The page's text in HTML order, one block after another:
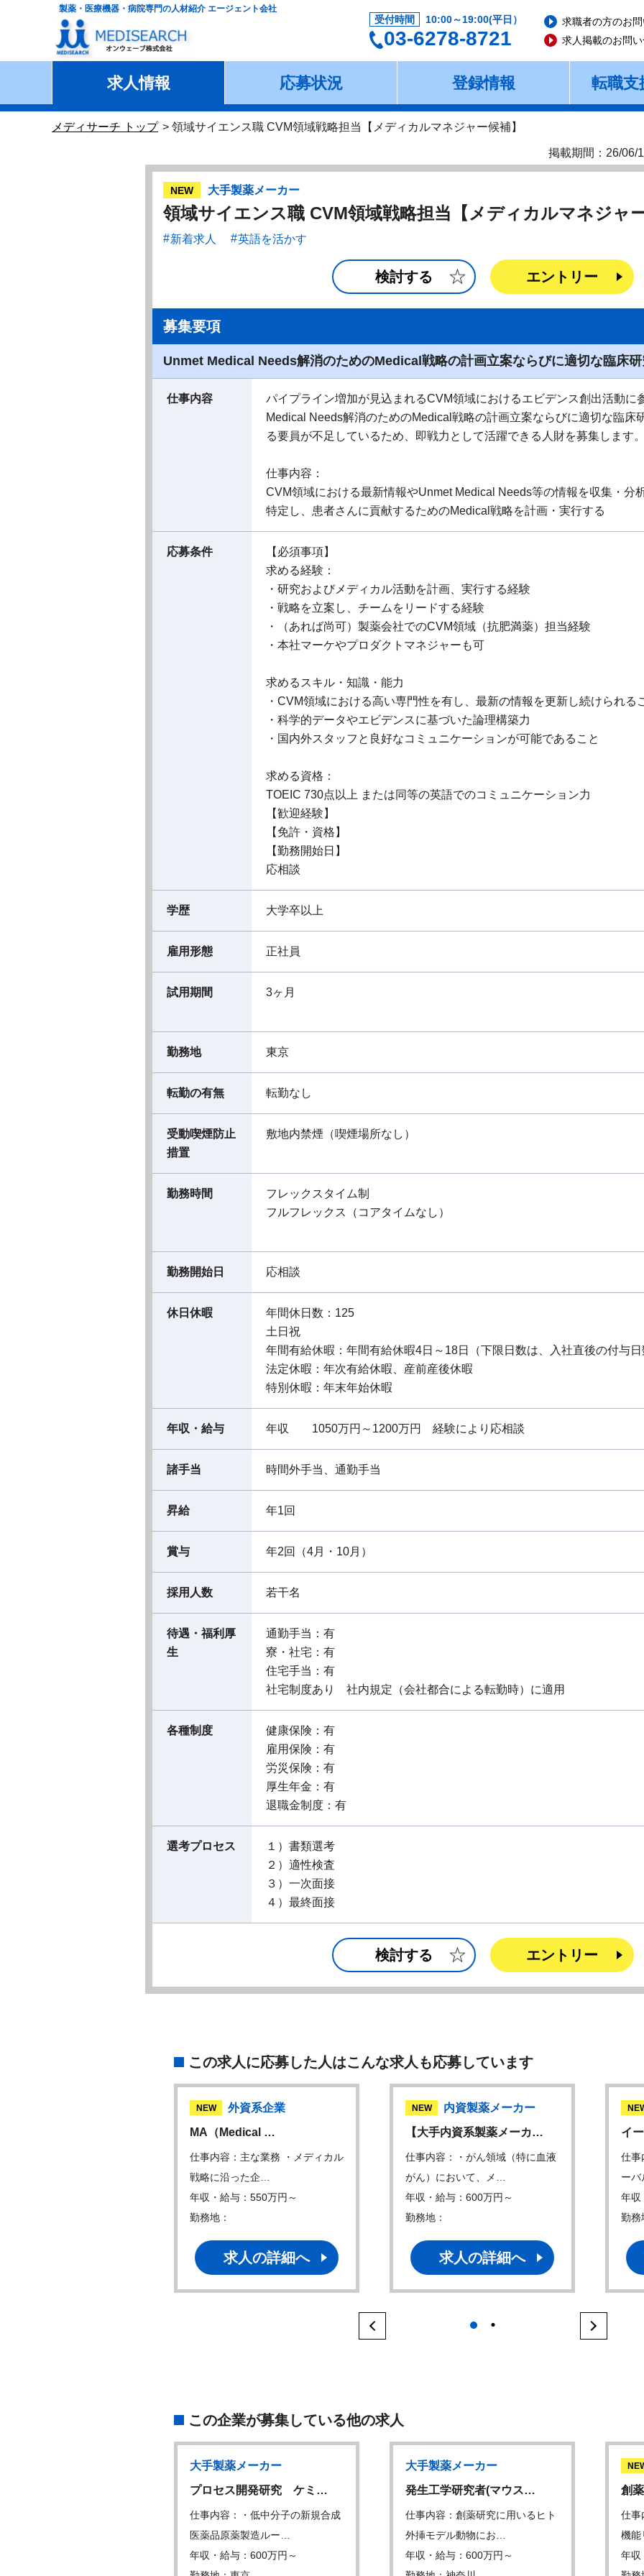
製薬・医療機器・病院専門の人材紹介 エージェント会社
受付時間 10:00～19:00(平日）
03-6278-8721
求職者の方のお
求人掲載のお問
求人情報 応募状況 登録情報 転職支
メディサーチ トップ 領域サイエンス職 CVM領域戦略担当【メディカルマネジャー候補】
掲載期間：26/
NEW 大手製薬メーカー
領域サイエンス職 CVM領域戦略担当【メディカルマネジャ
新着求人 英語を活かす
検討する エントリー
募集要項
Unmet Medical Needs解消のためのMedical戦略の計画立案ならびに適切な臨床
仕事内容
パイプライン増加が見込まれるCVM領域におけるエビデンス創出活動に
Medical Needs解消のためのMedical戦略の計画立案ならびに適切な臨床
る要員が不足しているため、即戦力として活躍できる人財を募集します
仕事内容：
CVM領域における最新情報やUnmet Medical Needs等の情報を収集・分
特定し、患者さんに貢献するためのMedical戦略を計画・実行する
応募条件
【必須事項】
求める経験：
・研究およびメディカル活動を計画、実行する経験
・戦略を立案し、チームをリードする経験
・（あれば尚可）製薬会社でのCVM領域（抗肥満薬）担当経験
・本社マーケやプロダクトマネジャーも可
求めるスキル・知識・能力
・CVM領域における高い専門性を有し、最新の情報を更新し続けられる
・科学的データやエビデンスに基づいた論理構築力
・国内外スタッフと良好なコミュニケーションが可能であること
求める資格：
TOEIC 730点以上 または同等の英語でのコミュニケーション力
【歓迎経験】
【免許・資格】
【勤務開始日】
応相談
学歴 大学卒以上
雇用形態 正社員
試用期間 3ヶ月
勤務地 東京
転勤の有無 転勤なし
受動喫煙防止
措置
敷地内禁煙（喫煙場所なし）
勤務時間
フレックスタイム制
フルフレックス（コアタイムなし）
勤務開始日 応相談
休日休暇
年間休日数：125
土日祝
年間有給休暇：年間有給休暇4日～18日（下限日数は、入社直後の付与
法定休暇：年次有給休暇、産前産後休暇
特別休暇：年末年始休暇
年収・給与 年収 1050万円～1200万円 経験により応相談
諸手当 時間外手当、通勤手当
昇給 年1回
賞与 年2回（4月・10月）
採用人数 若干名
待遇・福利厚
生
通勤手当：有
寮・社宅：有
住宅手当：有
社宅制度あり 社内規定（会社都合による転勤時）に適用
各種制度
健康保険：有
雇用保険：有
労災保険：有
厚生年金：有
退職金制度：有
選考プロセス
１）書類選考
２）適性検査
３）一次面接
４）最終面接
検討する エントリー
この求人に応募した人はこんな求人も応募しています
NEW
外資系企業
MA（Medical …
仕事内容：主な業務 ・メディカル
戦略に沿った企…
年収・給与：550万円～
勤務地：
求人の詳細へ
NEW
内資製薬メーカー
【大手内資系製薬メーカ…
仕事内容：・がん領域（特に血液
がん）において、メ…
年収・給与：600万円～
勤務地：
求人の詳細へ
イ
仕事
ー
年収
勤務
1
この企業が募集している他の求人
大手製薬メーカー
プロセス開発研究 ケミ…
仕事内容：・低中分子の新規合成
医薬品原薬製造ルー…
年収・給与：600万円～
大手製薬メーカー
発生工学研究者(マウス…
仕事内容：創薬研究に用いるヒト
外挿モデル動物にお…
年収・給与：600万円～
創
仕事
機
年収